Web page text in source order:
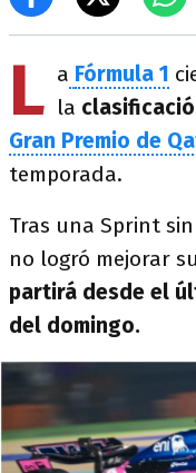
L a Fórmula 1
la
Gran Premio de
temporada.
Tras una Sprint
no logró mejorar
partirá desde el
del domingo.